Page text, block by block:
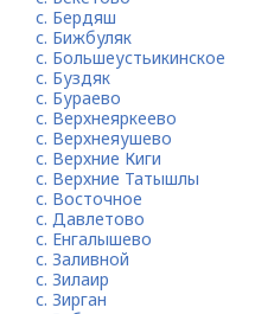
с. Бердяш
с. Бижбуляк
с. Большеустьикинское
с. Буздяк
с. Бураево
с. Верхнеяркеево
с. Верхнеяушево
с. Верхние Киги
с. Верхние Татышлы
с. Восточное
с. Давлетово
с. Енгалышево
с. Заливной
с. Зилаир
с. Зирган